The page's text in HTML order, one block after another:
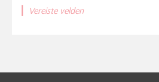
Vereiste velden